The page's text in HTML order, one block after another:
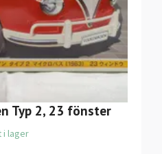
Typ 2, 23 fönster
i lager